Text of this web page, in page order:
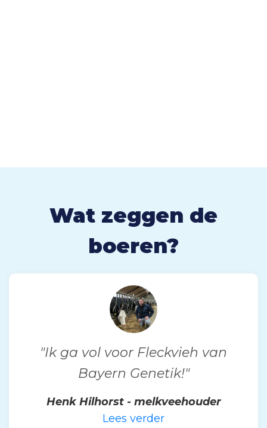
Wat zeggen de
boeren?
"Ik ga vol voor Fleckvieh van
Bayern Genetik!"
Henk Hilhorst - melkveehouder
Lees verder